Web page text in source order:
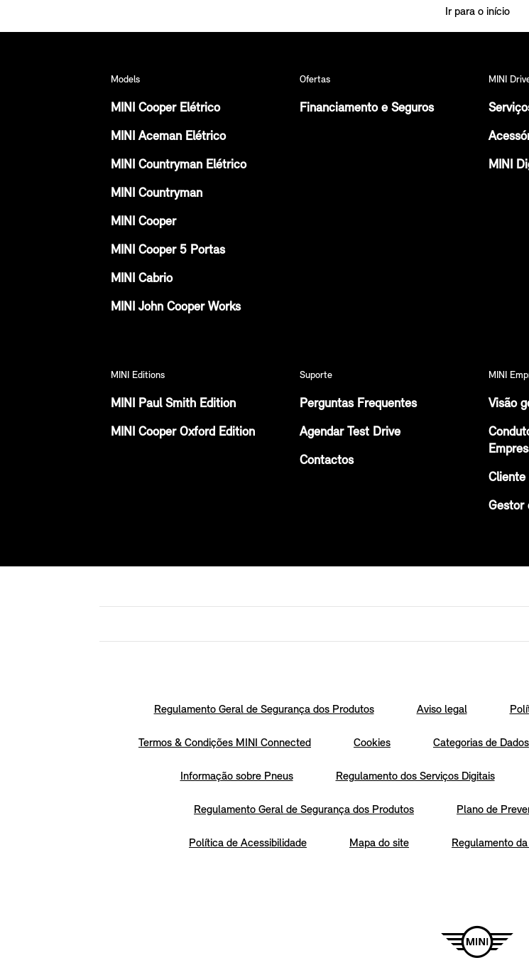
Ir para o início
Models
MINI Cooper Elétrico
MINI Aceman Elétrico
MINI Countryman Elétrico
MINI Countryman
MINI Cooper
MINI Cooper 5 Portas
MINI Cabrio
MINI John Cooper Works
Ofertas
Financiamento e Seguros
MINI
MINI
MINI Editions
MINI Paul Smith Edition
MINI Cooper Oxford Edition
Suporte
Perguntas Frequentes
Agendar Test Drive
Contactos
MINI
Visão
Cliente
Gestor
Regulamento Geral de Segurança dos Produtos Aviso legal
Termos & Condições MINI Connected Cookies Categorias de Dados
Informação sobre Pneus Regulamento dos Serviços Digitais
Regulamento Geral de Segurança dos Produtos Plano de
Política de Acessibilidade Mapa do site Regulamento